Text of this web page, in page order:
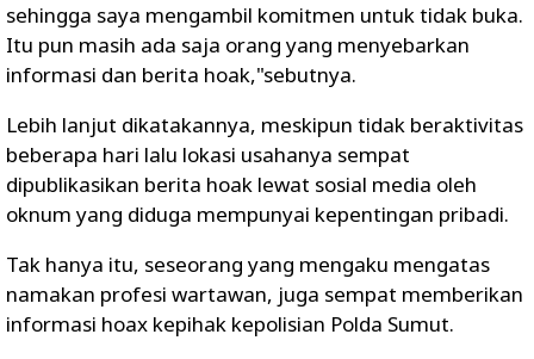
sehingga saya mengambil komitmen untuk tidak buka.
Itu pun masih ada saja orang yang menyebarkan
informasi dan berita hoak,"sebutnya.
Lebih lanjut dikatakannya, meskipun tidak beraktivitas
beberapa hari lalu lokasi usahanya sempat
dipublikasikan berita hoak lewat sosial media oleh
oknum yang diduga mempunyai kepentingan pribadi.
Tak hanya itu, seseorang yang mengaku mengatas
namakan profesi wartawan, juga sempat memberikan
informasi hoax kepihak kepolisian Polda Sumut.